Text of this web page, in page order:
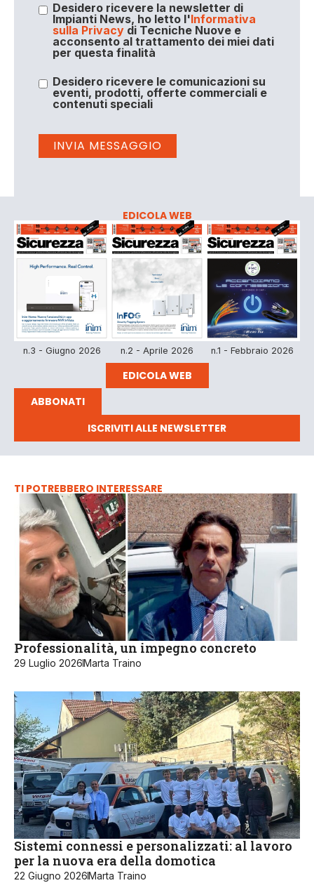
Desidero ricevere la newsletter di
Impianti News, ho letto l'Informativa
sulla Privacydi Tecniche Nuove e
acconsento al trattamento dei miei dati
per questa finalità
Desidero ricevere le comunicazioni su
eventi, prodotti, offerte commerciali e
contenuti speciali
EDICOLA WEB
n.3 - Giugno 2026 n.2 - Aprile 2026 n.1 - Febbraio 2026
EDICOLA WEB
ABBONATI
ISCRIVITI ALLE NEWSLETTER
TI POTREBBERO INTERESSARE
Professionalità, un impegno concreto
29 Luglio 2026Marta Traino
Sistemi connessi e personalizzati: al lavoro
per la nuova era della domotica
22 Giugno 2026Marta Traino